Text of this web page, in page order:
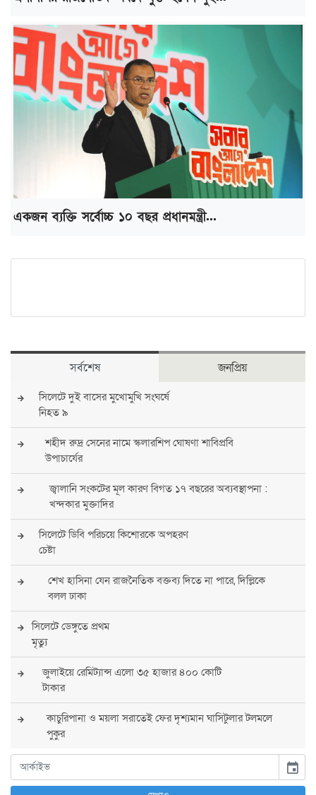
একজন ব্যক্তি সর্বোচ্চ ১০ বছর প্রধানমন্ত্রী...
সর্বশেষ জনপ্রিয়
সিলেটে দুই বাসের মুখোমুখি সংঘর্ষে
নিহত ৯
শহীদ রুদ্র সেনের নামে স্কলারশিপ ঘোষণা শাবিপ্রবি
উপাচার্যের
জ্বালানি সংকটের মূল কারণ বিগত ১৭ বছরের অব্যবস্থাপনা :
খন্দকার মুক্তাদির
সিলেটে ডিবি পরিচয়ে কিশোরকে অপহরণ
চেষ্টা
শেখ হাসিনা যেন রাজনৈতিক বক্তব্য দিতে না পারে, দিল্লিকে
বলল ঢাকা
সিলেটে ডেঙ্গুতে প্রথম
মৃত্যু
জুলাইয়ে রেমিট্যান্স এলো ৩৫ হাজার ৪০০ কোটি
টাকার
কাচুরিপানা ও ময়লা সরাতেই ফের দৃশ্যমান ঘাসিটুলার টলমলে
পুকুর
সারা দেশে সর্বোচ্চ সতর্কতা জারি
পুলিশের
event